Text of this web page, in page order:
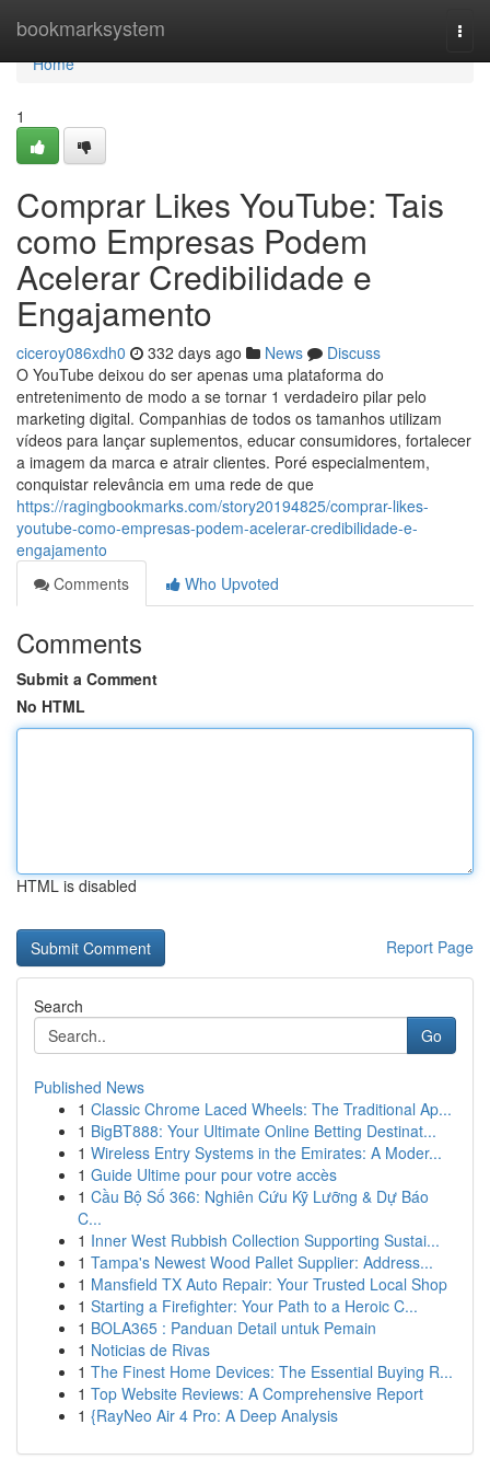
bookmarksystem
Home
Home
1
Comprar Likes YouTube: Tais
como Empresas Podem
Acelerar Credibilidade e
Engajamento
ciceroy086xdh0 332 days ago News
Discuss
O YouTube deixou do ser apenas uma plataforma do
entretenimento de modo a se tornar 1 verdadeiro pilar pelo
marketing digital. Companhias de todos os tamanhos utilizam
vídeos para lançar suplementos, educar consumidores, fortalecer
a imagem da marca e atrair clientes. Poré especialmentem,
conquistar relevância em uma rede de que
https://ragingbookmarks.com/story20194825/comprar-likes-
youtube-como-empresas-podem-acelerar-credibilidade-e-
engajamento
Comments
Who Upvoted
Comments
Submit a Comment
No HTML
HTML is disabled
Report Page
Search
Go
Published News
1 Classic Chrome Laced Wheels: The Traditional Ap...
1 BigBT888: Your Ultimate Online Betting Destinat...
1 Wireless Entry Systems in the Emirates: A Moder...
1 Guide Ultime pour pour votre accès
1 Cầu Bộ Số 366: Nghiên Cứu Kỹ Lưỡng & Dự Báo
C...
1 Inner West Rubbish Collection Supporting Sustai...
1 Tampa's Newest Wood Pallet Supplier: Address...
1 Mansfield TX Auto Repair: Your Trusted Local Shop
1 Starting a Firefighter: Your Path to a Heroic C...
1 BOLA365 : Panduan Detail untuk Pemain
1 Noticias de Rivas
1 The Finest Home Devices: The Essential Buying R...
1 Top Website Reviews: A Comprehensive Report
1 {RayNeo Air 4 Pro: A Deep Analysis